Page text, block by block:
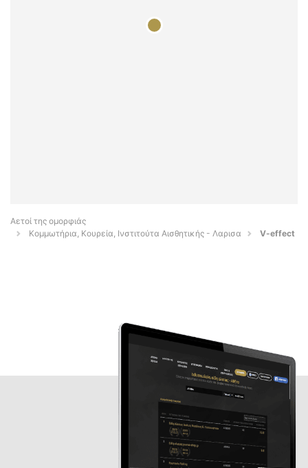
Αετοί της ομορφιάς
Κομμωτήρια, Κουρεία, Ινστιτούτα Αισθητικής - Λαρισα
V-effect